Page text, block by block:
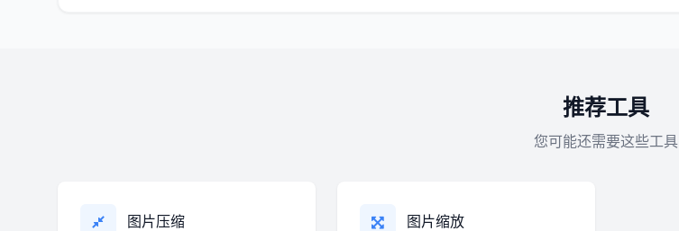
推荐工具
您可能还需要这些工具
图片压缩 图片缩放